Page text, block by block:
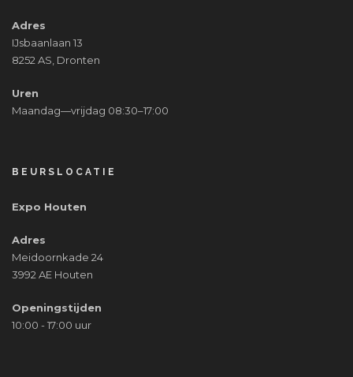
Adres
IJsbaanlaan 13
8252 AS, Dronten
Uren
Maandag—vrijdag 08:30–17:00
BEURSLOCATIE
Expo Houten
Adres
Meidoornkade 24
3992 AE Houten
Openingstijden
10:00 - 17:00 uur